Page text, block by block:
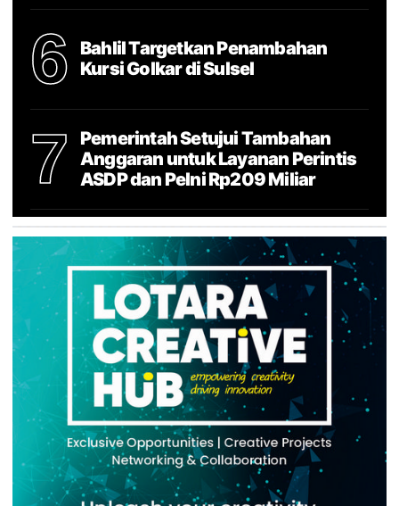
6
Bahlil Targetkan Penambahan
Kursi Golkar di Sulsel
7
Pemerintah Setujui Tambahan
Anggaran untuk Layanan Perintis
ASDP dan Pelni Rp209 Miliar